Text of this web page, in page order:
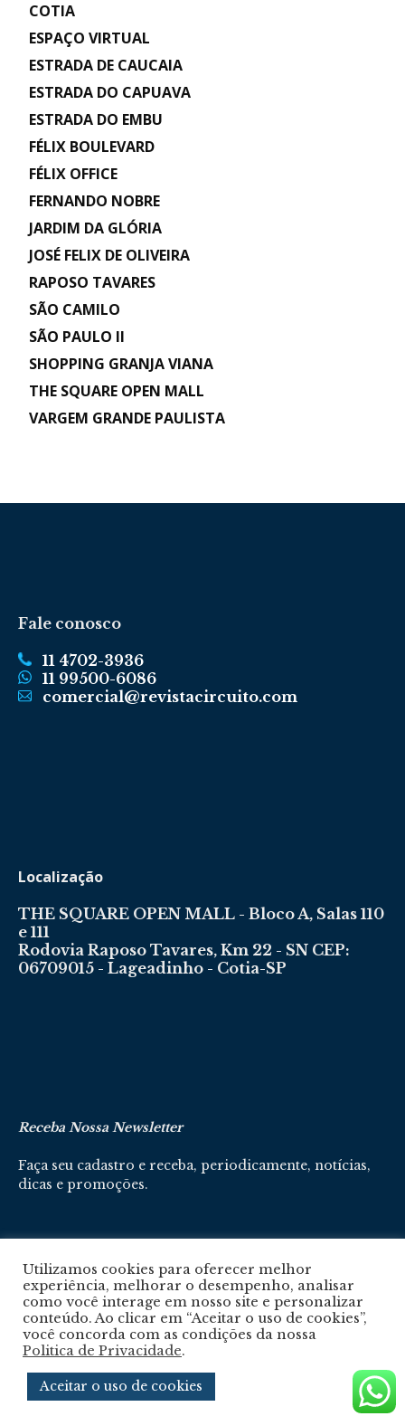
COTIA
ESPAÇO VIRTUAL
ESTRADA DE CAUCAIA
ESTRADA DO CAPUAVA
ESTRADA DO EMBU
FÉLIX BOULEVARD
FÉLIX OFFICE
FERNANDO NOBRE
JARDIM DA GLÓRIA
JOSÉ FELIX DE OLIVEIRA
RAPOSO TAVARES
SÃO CAMILO
SÃO PAULO II
SHOPPING GRANJA VIANA
THE SQUARE OPEN MALL
VARGEM GRANDE PAULISTA
Fale conosco
11 4702-3936
11 99500-6086
comercial@revistacircuito.com
Localização
THE SQUARE OPEN MALL - Bloco A, Salas 110
e 111
Rodovia Raposo Tavares, Km 22 - SN CEP:
06709015 - Lageadinho - Cotia-SP
Receba Nossa Newsletter
Faça seu cadastro e receba, periodicamente, notícias,
dicas e promoções.
Cadastre-se aqui
Política De Privacidade
© 2024 © Revista Circuito. Todos os Direitos Reservados. Desenvolvido com
Utilizamos cookies para oferecer melhor
experiência, melhorar o desempenho, analisar
como você interage em nosso site e personalizar
conteúdo. Ao clicar em “Aceitar o uso de cookies”,
você concorda com as condições da nossa
Politica de Privacidade.
Aceitar o uso de cookies